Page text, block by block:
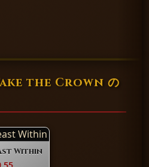
the Crown の
Within